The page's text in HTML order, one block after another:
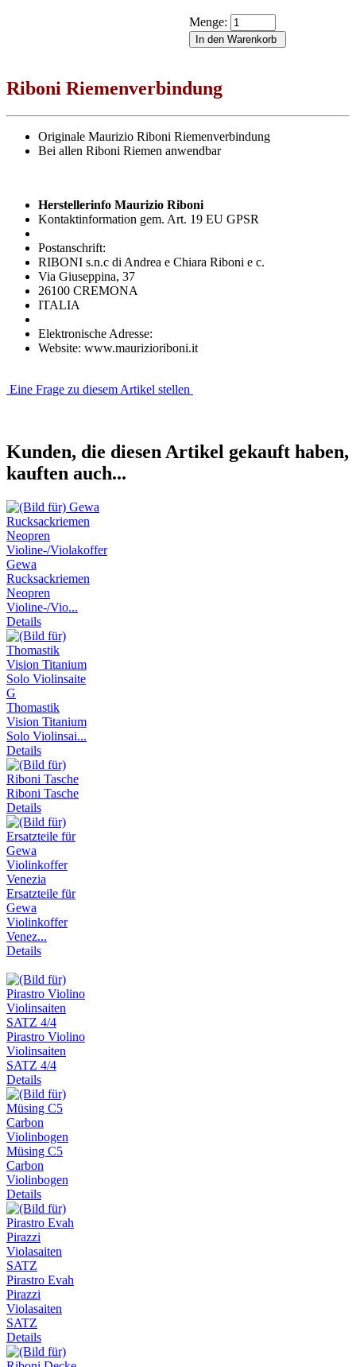
Menge:
Riboni Riemenverbindung
Originale Maurizio Riboni Riemenverbindung
Bei allen Riboni Riemen anwendbar
Herstellerinfo Maurizio Riboni
Kontaktinformation gem. Art. 19 EU GPSR
Postanschrift:
RIBONI s.n.c di Andrea e Chiara Riboni e c.
Via Giuseppina, 37
26100 CREMONA
ITALIA
Elektronische Adresse:
Website: www.maurizioriboni.it
Eine Frage zu diesem Artikel stellen
Kunden, die diesen Artikel gekauft haben,
kauften auch...
Gewa
Rucksackriemen
Neopren
Violine-/Vio...
Details
Thomastik
Vision Titanium
Solo Violinsai...
Details
Riboni Tasche
Details
Ersatzteile für
Gewa
Violinkoffer
Venez...
Details
Pirastro Violino
Violinsaiten
SATZ 4/4
Details
Müsing C5
Carbon
Violinbogen
Details
Pirastro Evah
Pirazzi
Violasaiten
SATZ
Details